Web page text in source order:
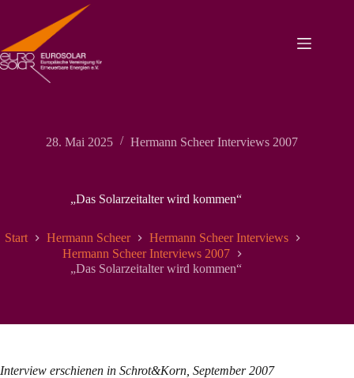
springen
28. Mai 2025 Hermann Scheer Interviews 2007
„Das Solarzeitalter wird kommen“
Start Hermann Scheer
Hermann Scheer Interviews
Hermann Scheer Interviews 2007
„Das Solarzeitalter wird kommen“
Interview erschienen in Schrot&Korn, September 2007